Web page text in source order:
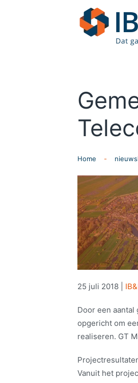
Skip to main content
Home
25 juli 2018
Door een
opgericht om
realiseren. GT
Vanuit het